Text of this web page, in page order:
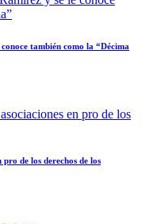
también como la “Décima
de los derechos de los